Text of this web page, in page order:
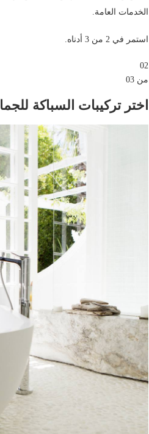
الخدمات العامة.
استمر في 2 من 3 أدناه.
02
من 03
اختر تركيبات السباكة